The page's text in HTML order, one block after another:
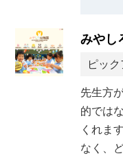
みやし
ピッ
先生方
的では
くれま
なく、